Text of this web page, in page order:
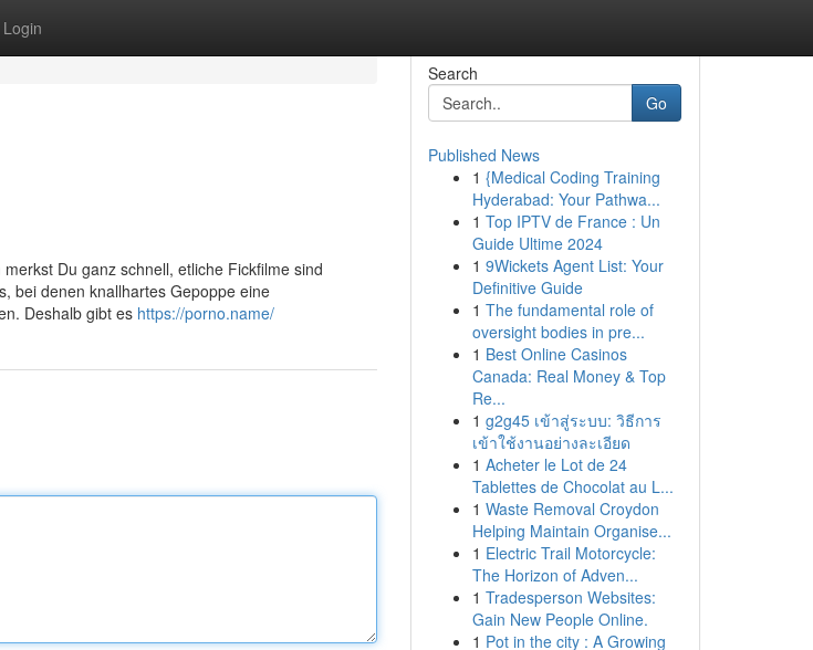
Login
Du ganz schnell, etliche Fickfilme sind
bei denen knallhartes Gepoppe eine
Deshalb gibt es https://porno.name/
Search
Go
Published News
1 {Medical Coding Training
Hyderabad: Your Pathwa...
1 Top IPTV de France : Un
Guide Ultime 2024
1 9Wickets Agent List: Your
Definitive Guide
1 The fundamental role of
oversight bodies in pre...
1 Best Online Casinos
Canada: Real Money & Top
Re...
1 g2g45 เข้าสู่ระบบ: วิธีการ
เข้าใช้งานอย่างละเอียด
1 Acheter le Lot de 24
Tablettes de Chocolat au L...
1 Waste Removal Croydon
Helping Maintain Organise...
1 Electric Trail Motorcycle:
The Horizon of Adven...
1 Tradesperson Websites:
Gain New People Online.
1 Pot in the city : A Growing